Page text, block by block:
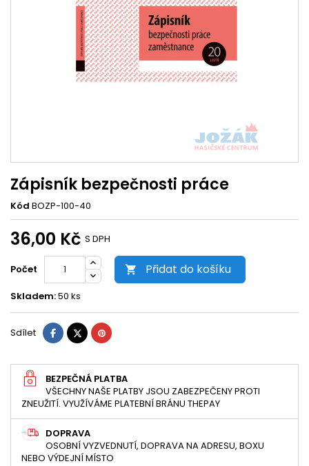
Zápisník bezpečnosti práce
Kód BOZP-100-40
36,00 Kč S DPH
Počet  Přidat do košíku
Skladem:50 ks
Sdílet SdíletTweetPinterest
BEZPEČNÁ PLATBA
VŠECHNY NAŠE PLATBY JSOU ZABEZPEČENY PROTI
ZNEUŽITÍ. VYUŽÍVÁME PLATEBNÍ BRÁNU THEPAY
DOPRAVA
OSOBNÍ VYZVEDNUTÍ, DOPRAVA NA ADRESU, BOXU
NEBO VÝDEJNÍ MÍSTO